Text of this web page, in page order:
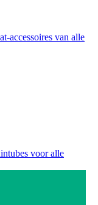
accessoires van alle
voor alle